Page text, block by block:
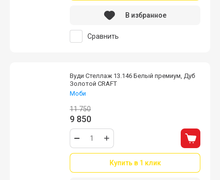
Сравнить
В избранное
Вуди Стеллаж 13.146 Белый премиум, Дуб
Золотой CRAFT
Моби
11 750
9 850
Купить в 1 клик